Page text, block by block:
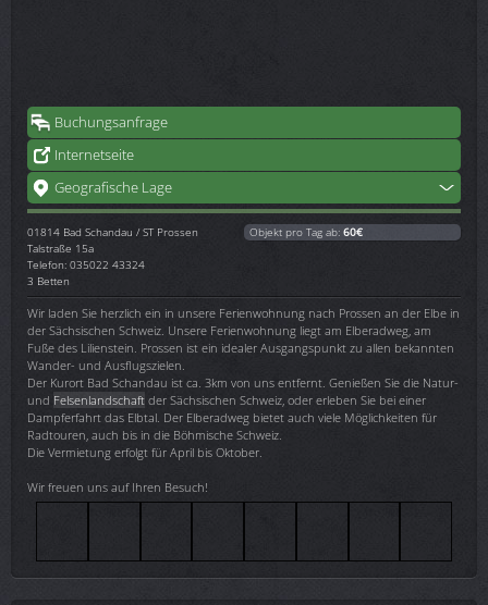
Buchungsanfrage
Internetseite
Geografische Lage
01814 Bad Schandau / ST Prossen
Talstraße 15a
Telefon: 035022 43324
3 Betten
Objekt pro Tag ab: 60€
Wir laden Sie herzlich ein in unsere Ferienwohnung nach Prossen an der Elbe in
der Sächsischen Schweiz. Unsere Ferienwohnung liegt am Elberadweg, am
Fuße des Lilienstein. Prossen ist ein idealer Ausgangspunkt zu allen bekannten
Wander- und Ausflugszielen.
Der Kurort Bad Schandau ist ca. 3km von uns entfernt. Genießen Sie die Natur-
und Felsenlandschaft der Sächsischen Schweiz, oder erleben Sie bei einer
Dampferfahrt das Elbtal. Der Elberadweg bietet auch viele Möglichkeiten für
Radtouren, auch bis in die Böhmische Schweiz.
Die Vermietung erfolgt für April bis Oktober.
Wir freuen uns auf Ihren Besuch!